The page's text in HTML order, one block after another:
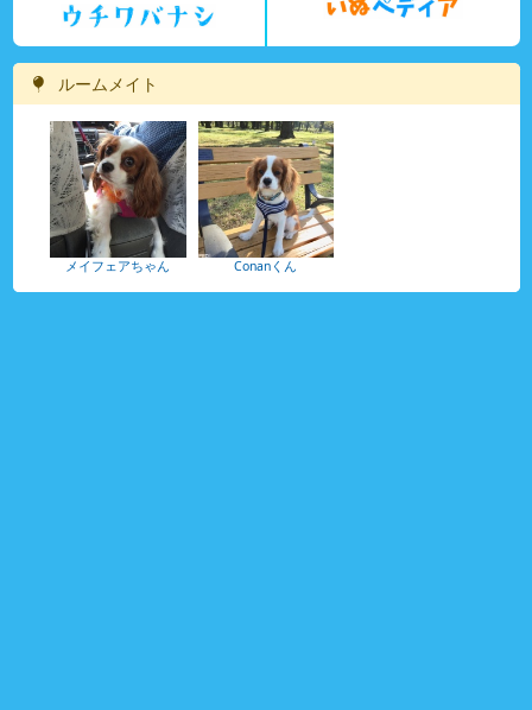
ルームメイト
メイフェアちゃん Conanくん